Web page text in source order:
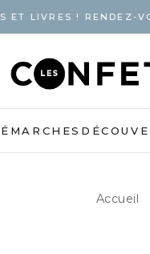
ET LIVRES ! RENDEZ-
Accueil